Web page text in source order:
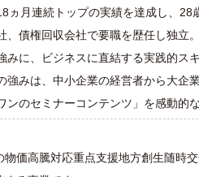
ヵ月連続トップの実績を達成し、28
、債権回収会社で要職を歴任し独立
みに、ビジネスに直結する実践的ス
強みは、中小企業の経営者から大企
ンのセミナーコンテンツ」を感動的
価高騰対応重点支援地方創生随時